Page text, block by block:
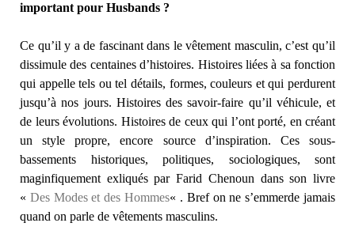
important pour Husbands ?
Ce qu’il y a de fascinant dans le vêtement masculin, c’est qu’il
dissimule des centaines d’histoires. Histoires liées à sa fonction
qui appelle tels ou tel détails, formes, couleurs et qui perdurent
jusqu’à nos jours. Histoires des savoir-faire qu’il véhicule, et
de leurs évolutions. Histoires de ceux qui l’ont porté, en créant
un style propre, encore source d’inspiration. Ces sous-
bassements historiques, politiques, sociologiques, sont
maginfiquement exliqués par Farid Chenoun dans son livre
« Des Modes et des Hommes« . Bref on ne s’emmerde jamais
quand on parle de vêtements masculins.